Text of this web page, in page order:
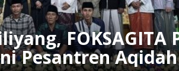
FOKSAGITA
Pesantren